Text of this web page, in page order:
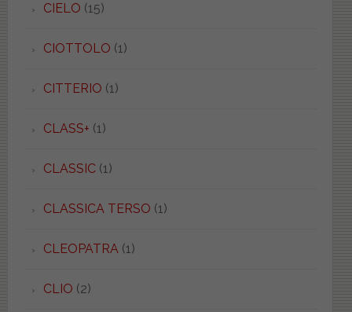
CIELO (15)
CIOTTOLO (1)
CITTERIO (1)
CLASS+ (1)
CLASSIC(1)
CLASSICA TERSO (1)
CLEOPATRA(1)
CLIO (2)